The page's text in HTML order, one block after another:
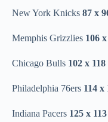
New York Knicks 87 x
Memphis Grizzlies 106
Chicago Bulls 102 x 118
Philadelphia 76ers 114 x
Indiana Pacers 125 x 113